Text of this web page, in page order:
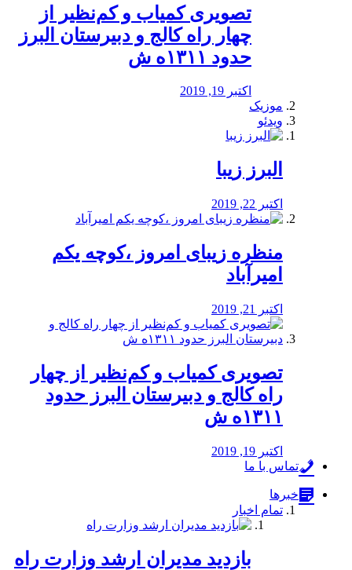
️تصویری کمیاب و کم‌نظیر از
چهار راه كالج و دبيرستان البرز
حدود ۱۳۱۱ه ش
اکتبر 19, 2019
موزیک
ویدئو
البرز زیبا
اکتبر 22, 2019
منظره‌‌ زیبای امروز ،کوچه یکم
امیرآباد
اکتبر 21, 2019
️تصویری کمیاب و کم‌نظیر از چهار
راه كالج و دبيرستان البرز حدود
۱۳۱۱ه ش
اکتبر 19, 2019
تماس با ما
خبرها
تمام اخبار
بازدید مدیران ارشد وزارت راه